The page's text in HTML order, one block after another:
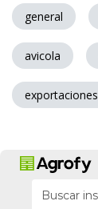
general
avicola
exportaciones